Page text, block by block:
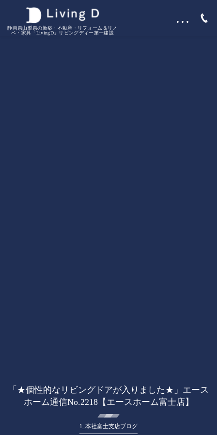
静岡県山梨県の新築・不動産・リフォーム＆リノ
ベ・家具「LivingD」リビングディー第一建設
…
「★個性的なリビングドアが入りました★」エース
ホーム通信No.2218【エースホーム富士店】
1_本社富士支店ブログ